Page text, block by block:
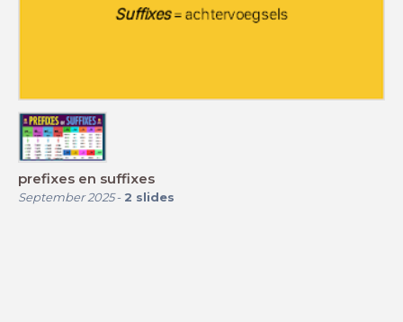
prefixes en suffixes
September 2025- 2 slides